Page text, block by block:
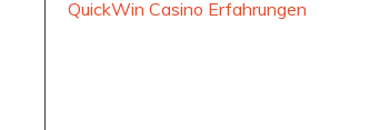
QuickWin Casino Erfahrungen